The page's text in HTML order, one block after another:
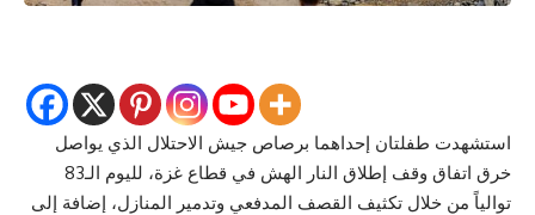
استشهدت طفلتان إحداهما برصاص جيش الاحتلال الذي يواصل
خرق اتفاق وقف إطلاق النار الهش في قطاع غزة، لليوم الـ83
توالياً من خلال تكثيف القصف المدفعي وتدمير المنازل، إضافة إلى